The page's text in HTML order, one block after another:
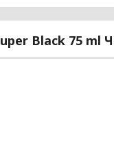
Black 75 ml